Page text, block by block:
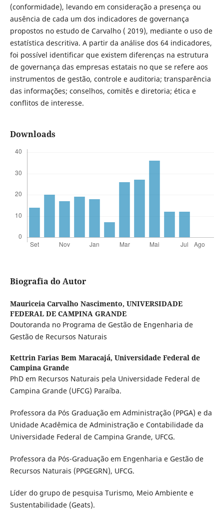
(conformidade), levando em consideração a presença ou
ausência de cada um dos indicadores de governança
propostos no estudo de Carvalho ( 2019), mediante o uso de
estatística descritiva. A partir da análise dos 64 indicadores,
foi possível identificar que existem diferenças na estrutura
de governança das empresas estatais no que se refere aos
instrumentos de gestão, controle e auditoria; transparência
das informações; conselhos, comitês e diretoria; ética e
conflitos de interesse.
Downloads
Biografia do Autor
Mauriceia Carvalho Nascimento, UNIVERSIDADE
FEDERAL DE CAMPINA GRANDE
Doutoranda no Programa de Gestão de Engenharia de
Gestão de Recursos Naturais
Kettrin Farias Bem Maracajá, Universidade Federal de
Campina Grande
PhD em Recursos Naturais pela Universidade Federal de
Campina Grande (UFCG) Paraíba.
Professora da Pós Graduação em Administração (PPGA) e da
Unidade Acadêmica de Administração e Contabilidade da
Universidade Federal de Campina Grande, UFCG.
Professora da Pós-Graduação em Engenharia e Gestão de
Recursos Naturais (PPGEGRN), UFCG.
Líder do grupo de pesquisa Turismo, Meio Ambiente e
Sustentabilidade (Geats).